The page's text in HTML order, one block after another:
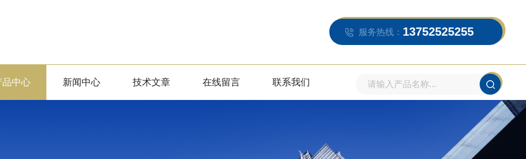
服务热线： 13752525255
品中心 新闻中心 技术文章 在线留言 联系我们